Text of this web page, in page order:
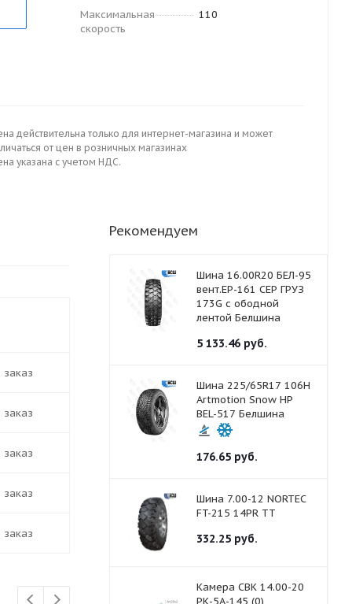
Максимальная
скорость
110
действительна только для интернет-магазина и может
от цен в розничных магазинах
указана с учетом НДС.
заказ
заказ
заказ
заказ
заказ
Рекомендуем
Шина 16.00R20 БЕЛ-95
вент.ЕР-161 СЕР ГРУЗ
173G с ободной
лентой Белшина
5 133.46 руб.
Шина 225/65R17 106H
Artmotion Snow HP
BEL-517 Белшина
176.65 руб.
Шина 7.00-12 NORTEC
FT-215 14PR ТТ
332.25 руб.
Камера СВК 14.00-20
РК-5А-145 (0)